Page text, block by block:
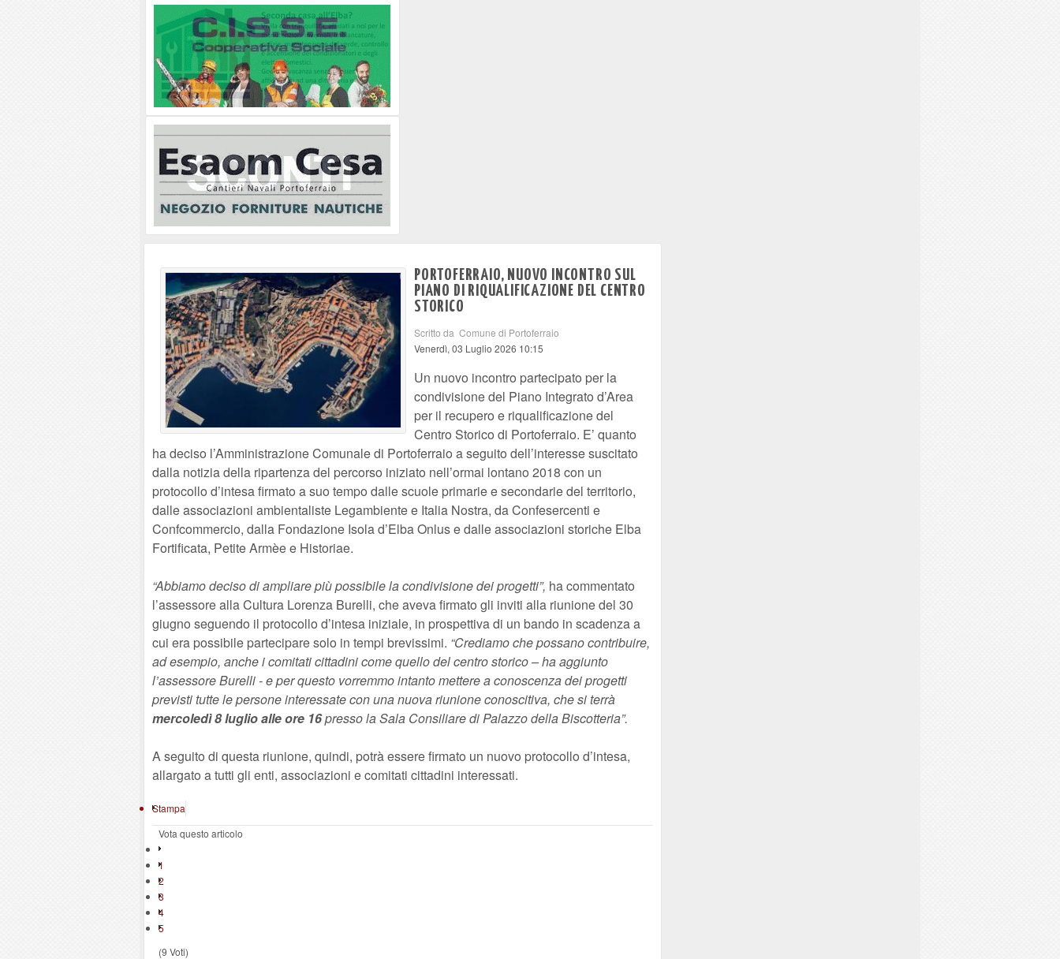
PORTOFERRAIO, NUOVO INCONTRO SUL
PIANO DI RIQUALIFICAZIONE DEL CENTRO
STORICO
Scritto da Comune di Portoferraio
Venerdì, 03 Luglio 2026 10:15
Un nuovo incontro partecipato per la
condivisione del Piano Integrato d’Area
per il recupero e riqualificazione del
Centro Storico di Portoferraio. E’ quanto
ha deciso l’Amministrazione Comunale di Portoferraio a seguito dell’interesse suscitato
dalla notizia della ripartenza del percorso iniziato nell’ormai lontano 2018 con un
protocollo d’intesa firmato a suo tempo dalle scuole primarie e secondarie del territorio,
dalle associazioni ambientaliste Legambiente e Italia Nostra, da Confesercenti e
Confcommercio, dalla Fondazione Isola d’Elba Onlus e dalle associazioni storiche Elba
Fortificata, Petite Armèe e Historiae.
“Abbiamo deciso di ampliare più possibile la condivisione dei progetti”, ha commentato
l’assessore alla Cultura Lorenza Burelli, che aveva firmato gli inviti alla riunione del 30
giugno seguendo il protocollo d’intesa iniziale, in prospettiva di un bando in scadenza a
cui era possibile partecipare solo in tempi brevissimi. “Crediamo che possano contribuire,
ad esempio, anche i comitati cittadini come quello del centro storico – ha aggiunto
l’assessore Burelli - e per questo vorremmo intanto mettere a conoscenza dei progetti
previsti tutte le persone interessate con una nuova riunione conoscitiva, che si terrà
mercoledì 8 luglio alle ore 16presso la Sala Consiliare di Palazzo della Biscotteria”.
A seguito di questa riunione, quindi, potrà essere firmato un nuovo protocollo d’intesa,
allargato a tutti gli enti, associazioni e comitati cittadini interessati.
Stampa
Vota questo articolo
1
2
3
4
5
(9 Voti)